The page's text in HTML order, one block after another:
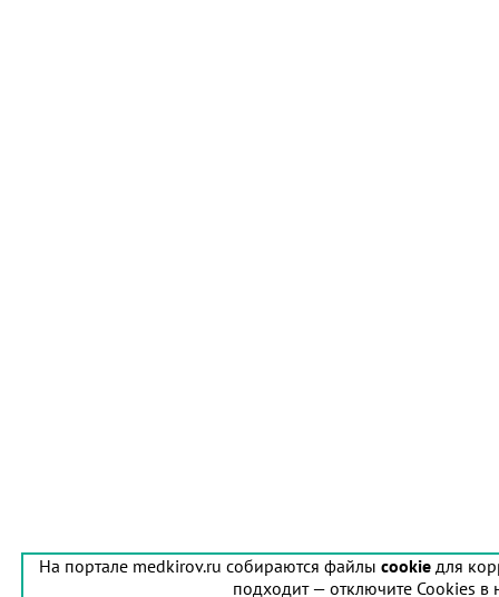
На портале medkirov.ru собираются файлы cookie для
подходит — отключите Cookies в